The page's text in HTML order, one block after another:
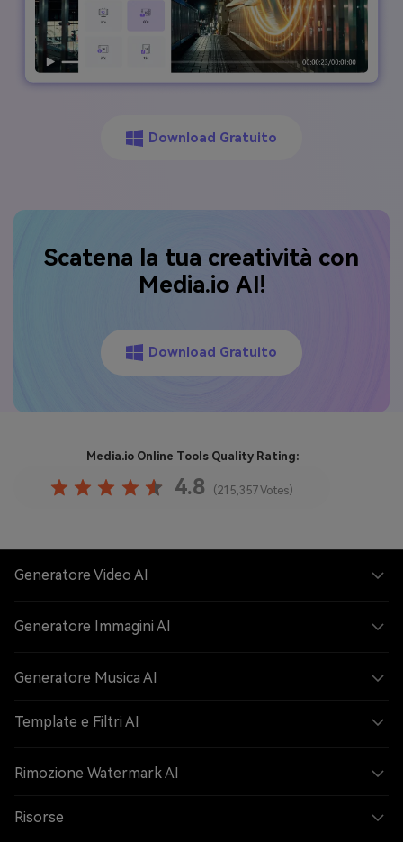
Download Gratuito
Scatena la tua creatività con
Media.io AI!
Download Gratuito
Media.io Online ToolsQuality Rating:
4.8 (215,357 Votes)
Generatore Video AI
Generatore Immagini AI
Generatore Musica AI
Template e Filtri AI
Rimozione Watermark AI
Risorse